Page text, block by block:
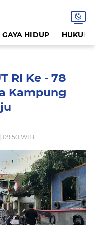
GAYA HIDUP HUKUM
RI Ke - 78
Kampung
09:50 WIB